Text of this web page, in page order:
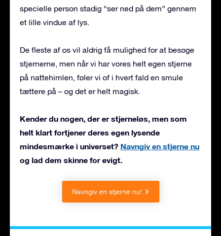
specielle person stadig “ser ned på dem” gennem
et lille vindue af lys.
De fleste af os vil aldrig få mulighed for at besøge
stjernerne, men når vi har vores helt egen stjerne
på nattehimlen, føler vi of i hvert fald en smule
tættere på – og det er helt magisk.
Kender du nogen, der er stjerneløs, men som
helt klart fortjener deres egen lysende
mindesmærke i universet? Navngiv en stjerne nu
og lad dem skinne for evigt.
Navngiv en stjerne nu!